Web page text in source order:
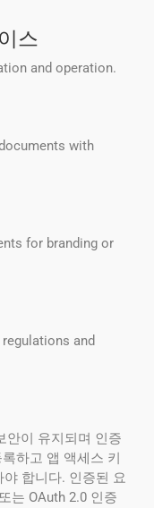
스
and operation.
with
for branding or
and
안이 유지되며 인증
하고 앱 액세스 키
합니다. 인증된 요
는 OAuth 2.0 인증